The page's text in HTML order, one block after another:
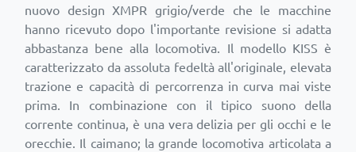
nuovo design XMPR grigio/verde che le macchine
hanno ricevuto dopo l'importante revisione si adatta
abbastanza bene alla locomotiva. Il modello KISS è
caratterizzato da assoluta fedeltà all'originale, elevata
trazione e capacità di percorrenza in curva mai viste
prima. In combinazione con il tipico suono della
corrente continua, è una vera delizia per gli occhi e le
orecchie. Il caimano; la grande locomotiva articolata a